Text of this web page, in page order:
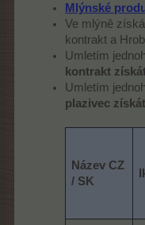
Mlýnské
Ve mlýně
kontrakt a
Umletím
kontrakt
Umletím
plazivec
Název CZ
/ SK